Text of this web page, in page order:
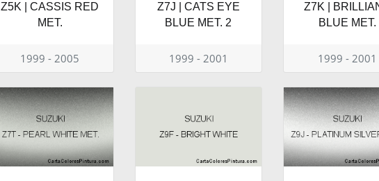
Z5K | CASSIS RED
MET.
1999 - 2005
Z7J | CATS EYE
BLUE MET. 2
1999 - 2001
Z7K |
BLUE MET.
1999 - 2001